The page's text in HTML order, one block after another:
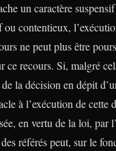
un caractère
contentieux,
ne peut plus être
ce recours. Si, malgré
la décision en dépit
à l’exécution de cette
en vertu de la loi, par
référés peut, sur le